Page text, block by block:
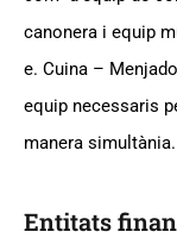
canonera i equip
e. Cuina –
equip necessaris
manera simultània.
Entitats